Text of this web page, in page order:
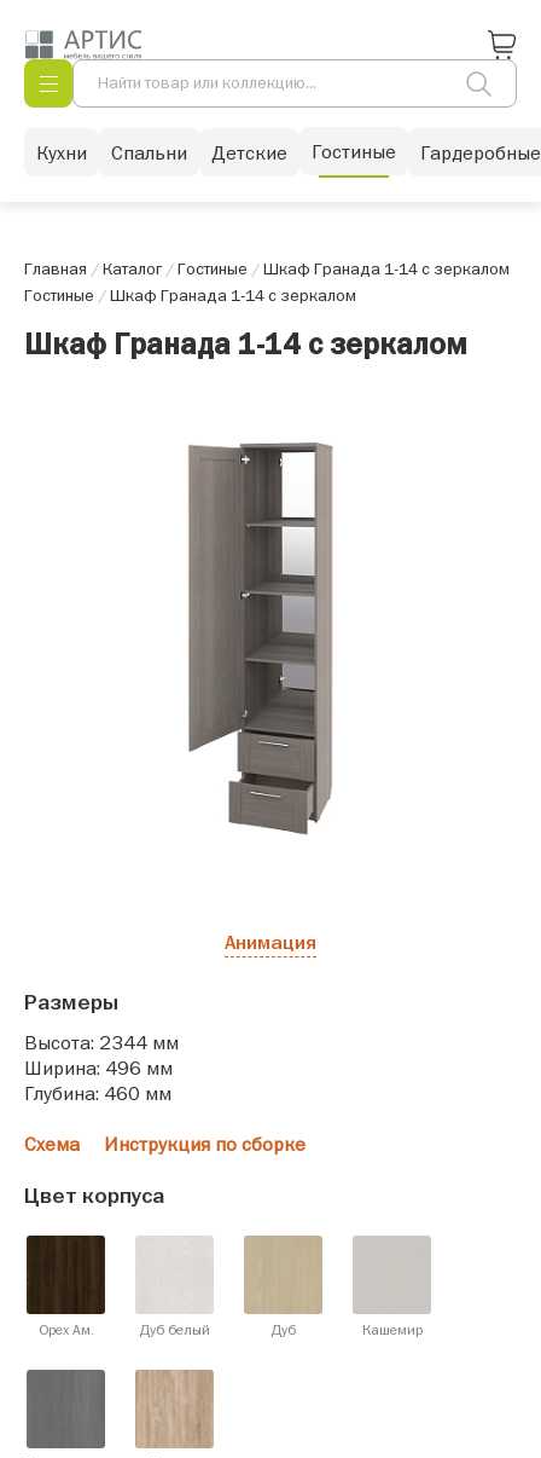
Кухни Спальни Детские Гостиные Гардеробные
Главная /Каталог/Гостиные /Шкаф Гранада 1-14 с зеркалом
Гостиные /Шкаф Гранада 1-14 с зеркалом
Шкаф Гранада 1-14 с зеркалом
Анимация
Размеры
Высота: 2344 мм
Ширина: 496 мм
Глубина: 460 мм
Схема Инструкция по сборке
Цвет корпуса
Орех Ам. Дуб белый Дуб Кашемир